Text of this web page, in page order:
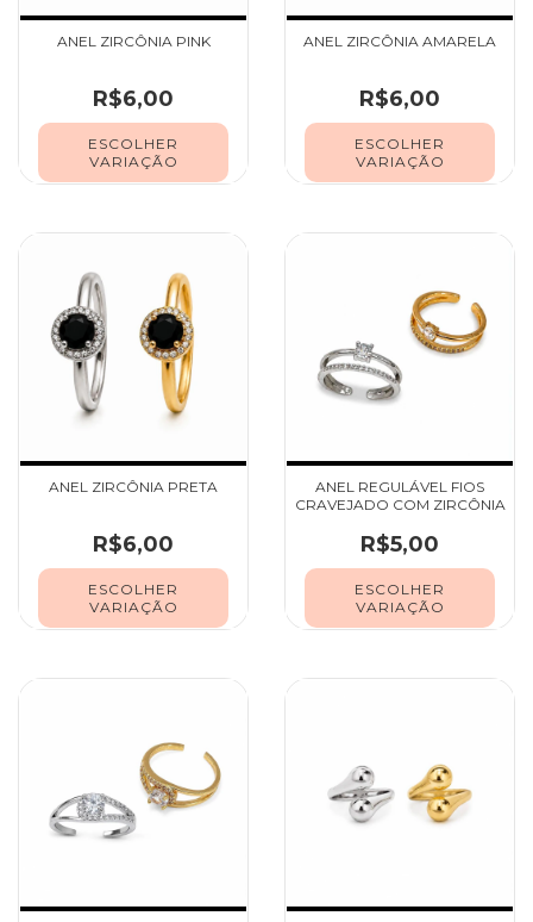
ANEL ZIRCÔNIA PINK
R$6,00
ESCOLHER
VARIAÇÃO
ANEL ZIRCÔNIA AMARELA
R$6,00
ESCOLHER
VARIAÇÃO
ANEL ZIRCÔNIA PRETA
R$6,00
ESCOLHER
VARIAÇÃO
ANEL REGULÁVEL FIOS
CRAVEJADO COM ZIRCÔNIA
R$5,00
ESCOLHER
VARIAÇÃO